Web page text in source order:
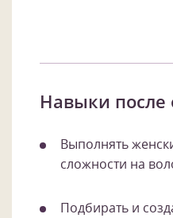
Навыки после
Выполнять
сложности на
Подбирать и